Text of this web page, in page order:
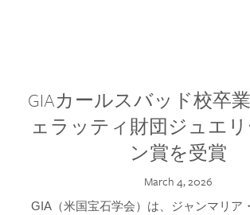
GIAカールスバッド校卒
ェラッティ財団ジュエ
ン賞を受賞
March 4, 2026
GIA（米国宝石学会）は、ジャンマリア